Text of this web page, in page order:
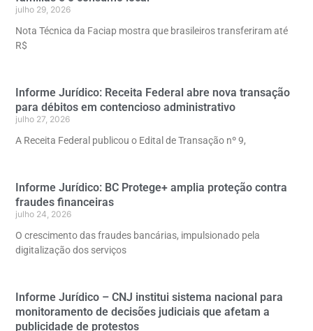
julho 29, 2026
Nota Técnica da Faciap mostra que brasileiros transferiram até
R$
Informe Jurídico: Receita Federal abre nova transação
para débitos em contencioso administrativo
julho 27, 2026
A Receita Federal publicou o Edital de Transação nº 9,
Informe Jurídico: BC Protege+ amplia proteção contra
fraudes financeiras
julho 24, 2026
O crescimento das fraudes bancárias, impulsionado pela
digitalização dos serviços
Informe Jurídico – CNJ institui sistema nacional para
monitoramento de decisões judiciais que afetam a
publicidade de protestos